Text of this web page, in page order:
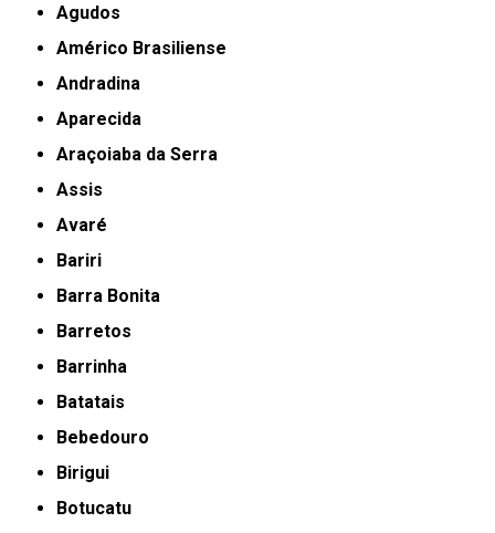
Agudos
Américo Brasiliense
Andradina
Aparecida
Araçoiaba da Serra
Assis
Avaré
Bariri
Barra Bonita
Barretos
Barrinha
Batatais
Bebedouro
Birigui
Botucatu